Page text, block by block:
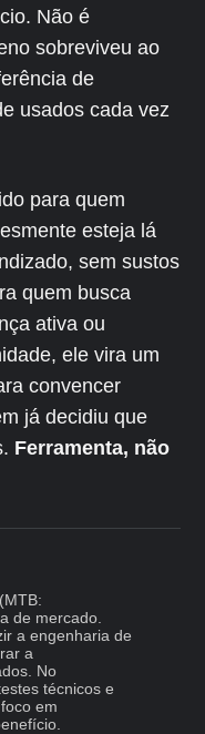
Não é
sobreviveu ao
de
usados cada vez
para quem
esteja lá
sem sustos
quem busca
ativa ou
ele vira um
convencer
já decidiu que
Ferramenta, não
de mercado.
a engenharia de
a
No
técnicos e
em